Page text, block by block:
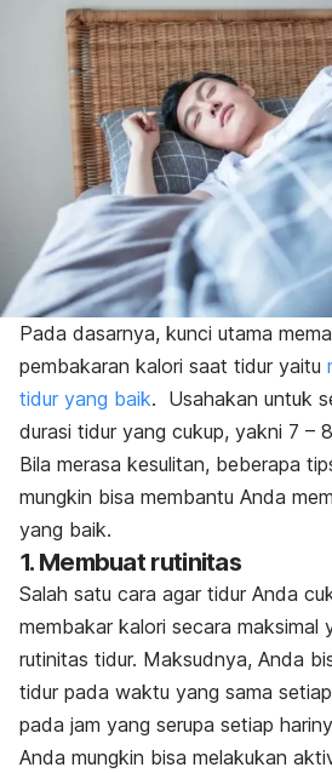
Pada dasarnya, kunci utama
pembakaran kalori saat tidur yaitu
tidur yang baik. Usahakan untuk
durasi tidur yang cukup, yakni 7 –
Bila merasa kesulitan, beberapa
mungkin bisa membantu Anda
yang baik.
1. Membuat rutinitas
Salah satu cara agar tidur Anda
membakar kalori secara maksimal
rutinitas tidur. Maksudnya, Anda
tidur pada waktu yang sama
pada jam yang serupa setiap
Anda mungkin bisa melakukan